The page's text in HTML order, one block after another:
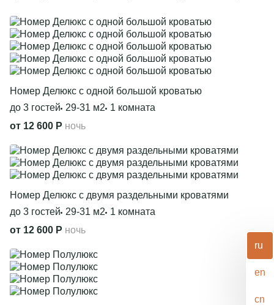
Номер Делюкс с одной большой кроватью
до 3 гостей 29-31 м2 1 комната
от 12 600 Р ночь
Номер Делюкс с двумя раздельными кроватями
до 3 гостей 29-31 м2 1 комната
от 12 600 Р ночь
Политикой обработки cookies
странице.
Принять все
Отказаться
ru
en
cn